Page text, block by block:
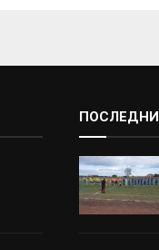
ПОСЛЕДНИ